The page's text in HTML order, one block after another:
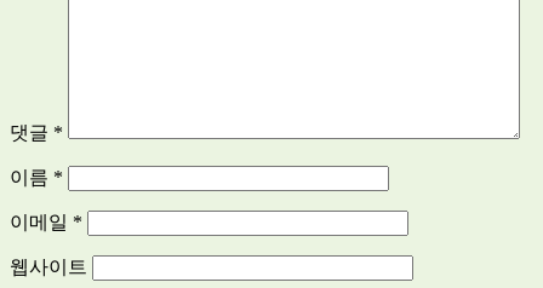
댓글 *
이름 *
이메일 *
웹사이트